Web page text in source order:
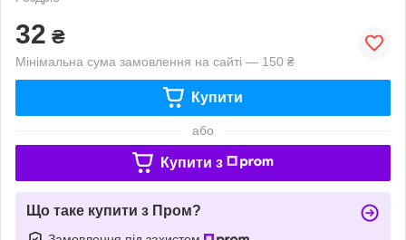
32 ₴
Мінімальна сума замовлення на сайті — 150 ₴
Купити
або
Купити з
Що таке купити з Пром?